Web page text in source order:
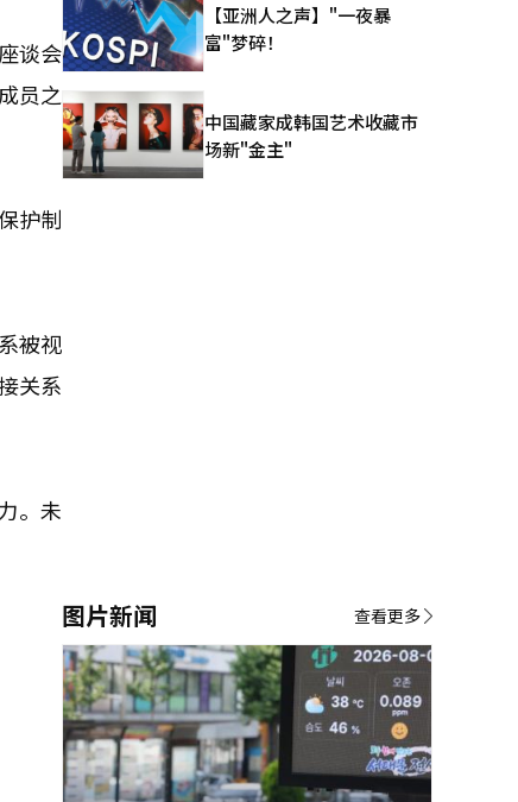
谈会
员之
护制
被视
关系
。未
【亚洲人之声】"一夜暴
富"梦碎！
中国藏家成韩国艺术收藏市
场新"金主"
图片新闻 查看更多